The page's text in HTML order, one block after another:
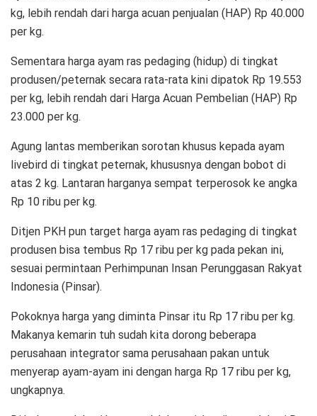
kg, lebih rendah dari harga acuan penjualan (HAP) Rp 40.000
per kg.
Sementara harga ayam ras pedaging (hidup) di tingkat
produsen/peternak secara rata-rata kini dipatok Rp 19.553
per kg, lebih rendah dari Harga Acuan Pembelian (HAP) Rp
23.000 per kg.
Agung lantas memberikan sorotan khusus kepada ayam
livebird di tingkat peternak, khususnya dengan bobot di
atas 2 kg. Lantaran harganya sempat terperosok ke angka
Rp 10 ribu per kg.
Ditjen PKH pun target harga ayam ras pedaging di tingkat
produsen bisa tembus Rp 17 ribu per kg pada pekan ini,
sesuai permintaan Perhimpunan Insan Perunggasan Rakyat
Indonesia (Pinsar).
Pokoknya harga yang diminta Pinsar itu Rp 17 ribu per kg.
Makanya kemarin tuh sudah kita dorong beberapa
perusahaan integrator sama perusahaan pakan untuk
menyerap ayam-ayam ini dengan harga Rp 17 ribu per kg,
ungkapnya.